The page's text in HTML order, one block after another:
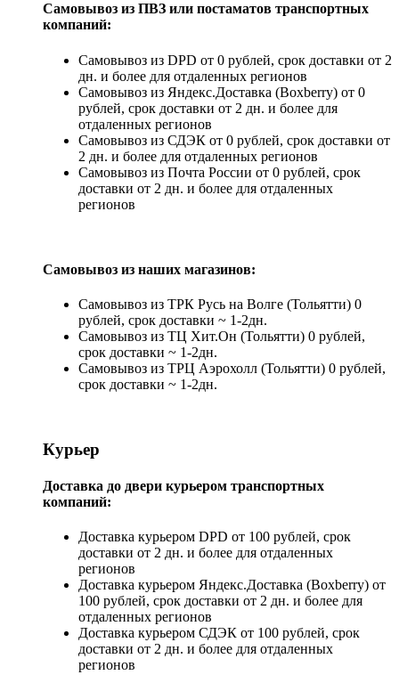
Самовывоз из ПВЗ или постаматов транспортных
компаний:
Самовывоз из DPD от 0 рублей, срок доставки от 2
дн. и более для отдаленных регионов
Самовывоз из Яндекс.Доставка (Boxberry) от 0
рублей, срок доставки от 2 дн. и более для
отдаленных регионов
Самовывоз из СДЭК от 0 рублей, срок доставки от
2 дн. и более для отдаленных регионов
Самовывоз из Почта России от 0 рублей, срок
доставки от 2 дн. и более для отдаленных
регионов
Самовывоз из наших магазинов:
Самовывоз из ТРК Русь на Волге (Тольятти) 0
рублей, срок доставки ~ 1-2дн.
Самовывоз из ТЦ Хит.Он (Тольятти) 0 рублей,
срок доставки ~ 1-2дн.
Самовывоз из ТРЦ Аэрохолл (Тольятти) 0 рублей,
срок доставки ~ 1-2дн.
Курьер
Доставка до двери курьером транспортных
компаний:
Доставка курьером DPD от 100 рублей, срок
доставки от 2 дн. и более для отдаленных
регионов
Доставка курьером Яндекс.Доставка (Boxberry) от
100 рублей, срок доставки от 2 дн. и более для
отдаленных регионов
Доставка курьером СДЭК от 100 рублей, срок
доставки от 2 дн. и более для отдаленных
регионов